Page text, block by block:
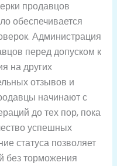
продавцов
обеспечивается
Администрация
перед допуском к
на других
отзывов и
начинают с
до тех пор, пока
успешных
статуса позволяет
без торможения